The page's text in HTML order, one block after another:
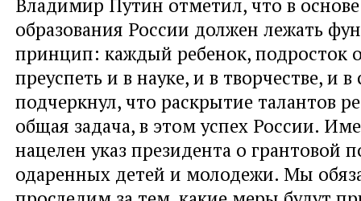
образования России должен лежать
принцип: каждый ребенок, подросток
преуспеть и в науке, и в творчестве, и
подчеркнул, что раскрытие талантов
общая задача, в этом успех России.
нацелен указ президента о грантовой
одаренных детей и молодежи. Мы